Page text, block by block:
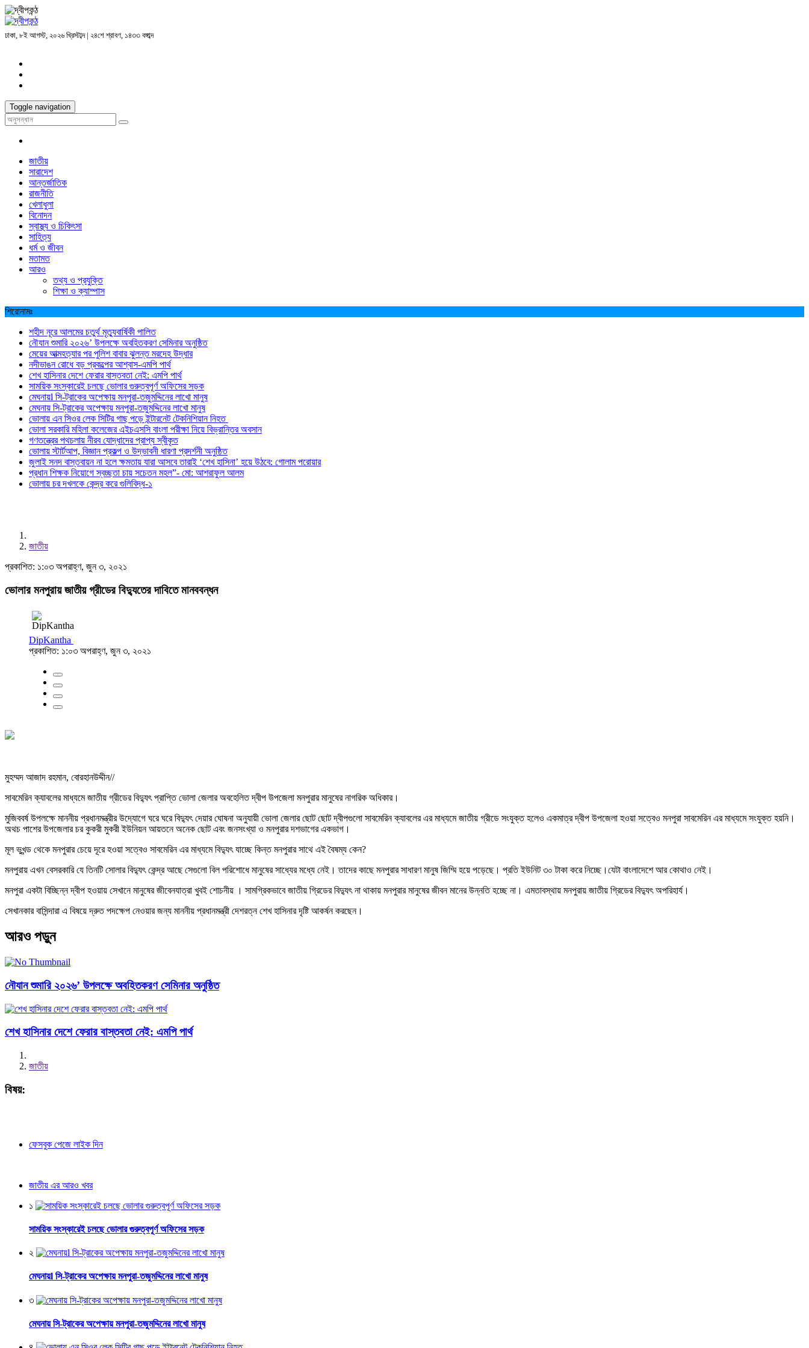
ঢাকা, ৮ই আগস্ট, ২০২৬ খ্রিস্টাব্দ | ২৪শে শ্রাবণ, ১৪৩৩ বঙ্গাব্দ
Toggle navigation
জাতীয়
সারাদেশ
আন্তর্জাতিক
রাজনীতি
খেলাধুলা
বিনোদন
স্বাস্থ্য ও চিকিৎসা
সাহিত্য
ধর্ম ও জীবন
মতামত
আরও
তথ্য ও প্রযুক্তি
শিক্ষা ও ক্যাম্পাস
শিরোনামঃ
শহীদ নূরে আলমের চতুর্থ মৃত্যুবার্ষিকী পালিত
নৌযান শুমারি ২০২৬’ উপলক্ষে অবহিতকরণ সেমিনার অনুষ্ঠিত
মেয়ের আত্মহত্যার পর পুলিশ বাবার ঝুলন্ত মরদেহ উদ্ধার
নদীভাঙন রোধে বড় প্রকল্পের আশ্বাস-এমপি পার্থ
শেখ হাসিনার দেশে ফেরার বাস্তবতা নেই: এমপি পার্থ
সাময়িক সংস্কারেই চলছে ভোলার গুরুত্বপূর্ণ অফিসের সড়ক
মেঘনায়l সি-ট্রাকের অপেক্ষায় মনপুরা-তজুমদ্দিনের লাখো মানুষ
মেঘনায় সি-ট্রাকের অপেক্ষায় মনপুরা-তজুমদ্দিনের লাখো মানুষ
ভোলায় এন সিওর লেক সিটির গাছ পড়ে ইন্টারনেট টেকনিশিয়ান নিহত
ভোলা সরকারি মহিলা কলেজের এইচএসসি বাংলা পরীক্ষা নিয়ে বিভ্রান্তির অবসান
গণতন্ত্রের পথচলায় নীরব যোদ্ধাদের প্রাপ্য স্বীকৃত
ভোলায় স্টার্টআপ, বিজ্ঞান প্রকল্প ও উদ্ভাবনী ধারণা প্রদর্শনী অনুষ্ঠিত
জুলাই সনদ বাস্তবায়ন না হলে ক্ষমতায় যারা আসবে তারাই ‘শেখ হাসিনা’ হয়ে উঠবে: গোলাম পরোয়ার
প্রধান শিক্ষক নিয়োগে স্বচ্ছতা চায় সচেতন মহল”- মো: আশরাফুল আলম
ভোলায় চর দখলকে কেন্দ্র করে গুলিবিদ্ধ-১
জাতীয়
প্রকাশিত: ১:০৩ অপরাহ্ণ, জুন ৩, ২০২১
ভোলার মনপুরায় জাতীয় গ্রীডের বিদ্যুতের দাবিতে মানববন্ধন
DipKantha
প্রকাশিত: ১:০৩ অপরাহ্ণ, জুন ৩, ২০২১
মুহম্মদ আজাদ রহমান, বোরহানউদ্দীন//
সাবমেরিন ক্যাবলের মাধ্যমে জাতীয় গ্রীডের বিদ্যুৎ প্রাপ্তি ভোলা জেলার অবহেলিত দ্বীপ উপজেলা মনপুরার মানুষের নাগরিক অধিকার।
মুজিববর্ষ উপলক্ষে মাননীয় প্রধানমন্ত্রীর উদ্যোগে ঘরে ঘরে বিদ্যুৎ দেয়ার ঘোষনা অনুযায়ী ভোলা জেলার ছোট ছোট দ্বীপগুলো সাবমেরিন ক্যাবলের এর মাধ্যমে জাতীয় গ্রীডে সংযুক্ত হলেও একমাত্র দ্বীপ উপজেলা হওয়া সত্বেও মনপুরা সাবমেরিন এর মাধ্যমে সংযুক্ত হয়নি।
অথচ পাশের উপজেলার চর কুকরী মুকরী ইউনিয়ন আয়তনে অনেক ছোট এবং জনসংখ্যা ও মনপুরার দশভাগের একভাগ।
মূল ভুখন্ড থেকে মনপুরার চেয়ে দূরে হওয়া সত্বেও সাবমেরিন এর মাধ্যমে বিদ্যুৎ যাচ্ছে কিন্ত মনপুরার সাথে এই বৈষম্য কেন?
মনপুরায় এখন বেসরকারি যে তিনটি সোলার বিদ্যুৎ কেন্দ্র আছে সেগুলো বিল পরিশোধে মানুষের সাধ্যের মধ্যে নেই। তাদের কাছে মনপুরার সাধারণ মানুষ জিম্মি হয়ে পড়েছে। প্রতি ইউনিট ৩০ টাকা করে নিচ্ছে।যেটা বাংলাদেশে আর কোথাও নেই।
মনপুরা একটা বিচ্ছিন্ন দ্বীপ হওয়ায় সেখানে মানুষের জীবেনযাত্রা খুবই শোচনীয় । সামগ্রিকভাবে জাতীয় গ্রিডের বিদ্যুৎ না থাকায় মনপুরার মানুষের জীবন মানের উন্নতি হচ্ছে না। এমতাবস্থায় মনপুরায় জাতীয় গ্রিডের বিদ্যুৎ অপরিহার্য।
সেখানকার বাসিন্দারা এ বিষয়ে দ্রুত পদক্ষেপ নেওয়ার জন্য মাননীয় প্রধানমন্ত্রী দেশরত্ন শেখ হাসিনার দৃষ্টি আকর্ষন করছেন।
আরও পড়ুন
নৌযান শুমারি ২০২৬’ উপলক্ষে অবহিতকরণ সেমিনার অনুষ্ঠিত
শেখ হাসিনার দেশে ফেরার বাস্তবতা নেই: এমপি পার্থ
জাতীয়
বিষয়:
ফেসবুক পেজে লাইক দিন
জাতীয় এর আরও খবর
১
সাময়িক সংস্কারেই চলছে ভোলার গুরুত্বপূর্ণ অফিসের সড়ক
২
মেঘনায়l সি-ট্রাকের অপেক্ষায় মনপুরা-তজুমদ্দিনের লাখো মানুষ
৩
মেঘনায় সি-ট্রাকের অপেক্ষায় মনপুরা-তজুমদ্দিনের লাখো মানুষ